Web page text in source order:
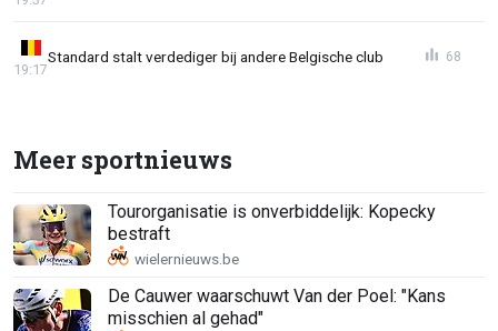
Standard stalt verdediger bij andere Belgische club
19:17
68
Meer sportnieuws
Tourorganisatie is onverbiddelijk: Kopecky
bestraft
De Cauwer waarschuwt Van der Poel: "Kans
misschien al gehad"